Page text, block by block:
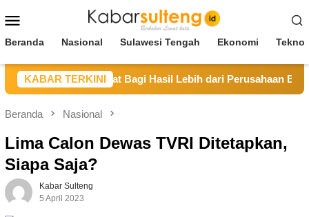
ke
Mobile
Beranda Nasional Sulawesi Tengah Ekonomi
KABAR TERKINI
Berpotensi dapat Bagi Hasil Lebih dari Perusahaan Berstatus
Beranda Nasional
Lima Calon Dewas TVRI Ditetapkan,
Siapa Saja?
Kabar Sulteng
5 April 2023